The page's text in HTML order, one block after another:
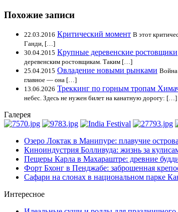
Похожие записи
22.03.2016 Критический момент В этот
Ганди, […]
30.04.2015 Крупные деревенские ростовщики
деревенским ростовщикам. Таким […]
25.04.2015 Овладение новыми рынками Война
главное — она […]
13.06.2026 Треккинг по горным тропам
небес. Здесь не нужен билет на канатную дорогу: […]
Галерея
Озеро Локтак в Манипуре: плавучие
Киноиндустрия Болливуда: жизнь за
Пещеры Карла в Махараштре: древние
Форт Бхонг в Пенджабе: заброшенная
Сафари на слонах в национальном парке
Интересное